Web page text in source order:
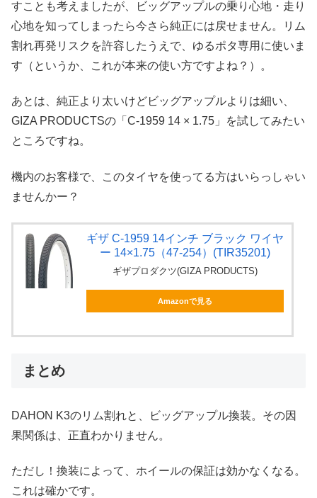
すことも考えましたが、ビッグアップルの乗り心地・走り
心地を知ってしまったら今さら純正には戻せません。リム
割れ再発リスクを許容したうえで、ゆるポタ専用に使いま
す（というか、これが本来の使い方ですよね？）。
あとは、純正より太いけどビッグアップルよりは細い、
GIZA PRODUCTSの「C-1959 14 × 1.75」を試してみたい
ところですね。
機内のお客様で、このタイヤを使ってる方はいらっしゃい
ませんかー？
ギザ C-1959 14インチ ブラック ワイヤ
ー 14×1.75（47-254）(TIR35201)
ギザプロダクツ(GIZA PRODUCTS)
Amazonで見る
まとめ
DAHON K3のリム割れと、ビッグアップル換装。その因
果関係は、正直わかりません。
ただし！換装によって、ホイールの保証は効かなくなる。
これは確かです。